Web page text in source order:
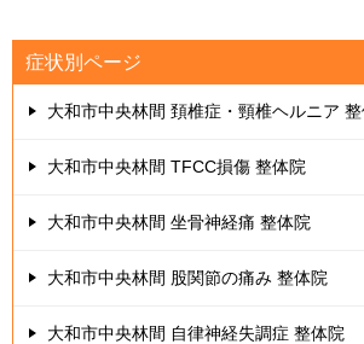
症状別ページ
大和市中央林間 頚椎症・頸椎ヘルニア
大和市中央林間 TFCC損傷 整体院
大和市中央林間 坐骨神経痛 整体院
大和市中央林間 股関節の痛み 整体院
大和市中央林間 自律神経失調症 整体院